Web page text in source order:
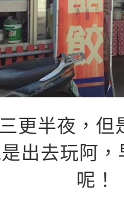
更半夜，
出去玩阿
呢！